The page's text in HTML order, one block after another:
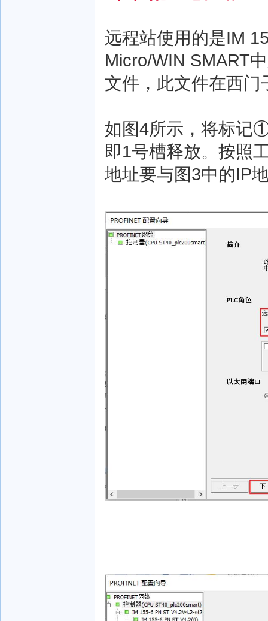
远程站使用的是IM
Micro/WIN SMART
文件，此文件在西
如图4所示，将标记
即1号槽释放。按照
地址要与图3中的IP